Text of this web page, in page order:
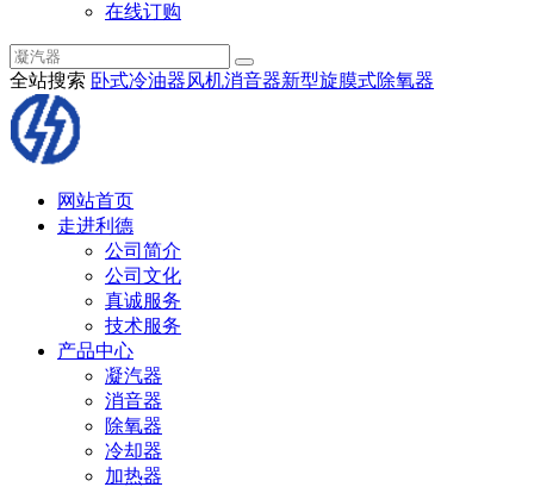
在线订购
全站搜索 卧式冷油器风机消音器新型旋膜式除氧器
网站首页
走进利德
公司简介
公司文化
真诚服务
技术服务
产品中心
凝汽器
消音器
除氧器
冷却器
加热器